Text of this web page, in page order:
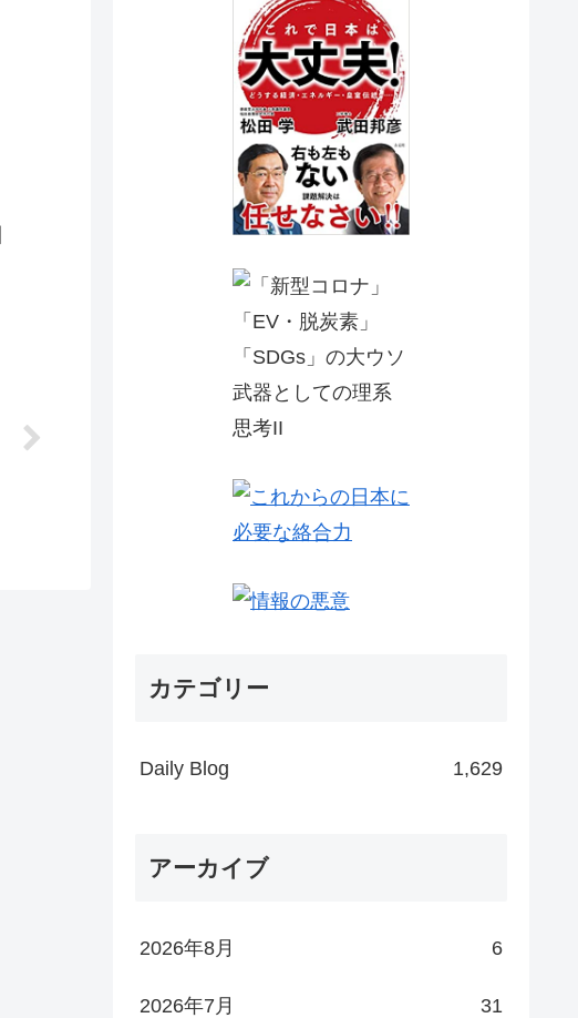
カテゴリー
Daily Blog 1,629
アーカイブ
2026年8月 6
2026年7月 31